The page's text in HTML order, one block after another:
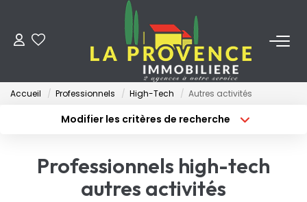
ACHETER
FAIRE GÉRER
Accueil Professionnels High-Tech Autres activités
Modifier les critères de recherche
Sélectionnez...
Type de bien
Surface min
Professionnels high-tech
autres activités